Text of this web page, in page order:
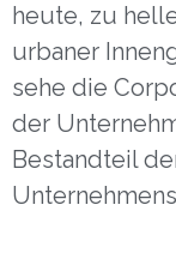
heute, zu
urbaner
sehe die
der
Bestandteil